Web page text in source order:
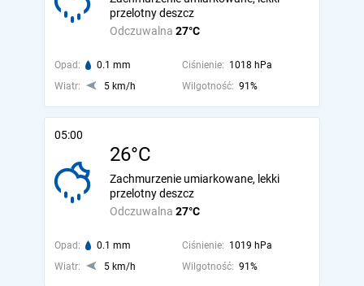
Odczuwalna 27°C
przelotny deszcz
Opad: 0.1 mm Ciśnienie: 1018 hPa
Wiatr:
5 km/h Wilgotność: 91%
05:00
26°C
Odczuwalna 27°C
Zachmurzenie umiarkowane, lekki
przelotny deszcz
Opad: 0.1 mm Ciśnienie: 1019 hPa
Wiatr:
5 km/h Wilgotność: 91%